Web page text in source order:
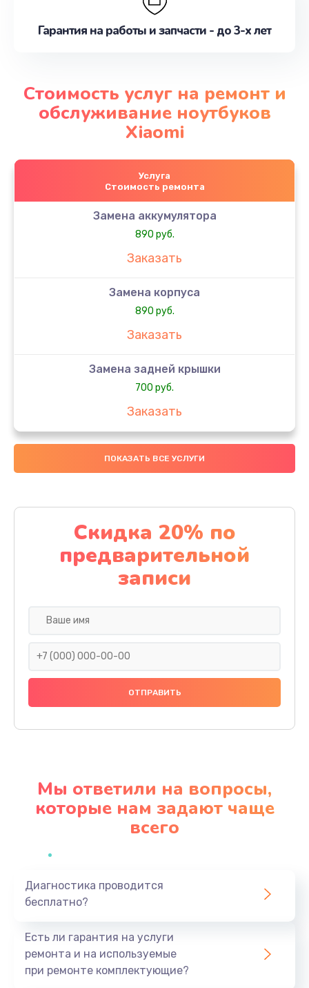
Гарантия на работы и запчасти - до 3-х лет
Стоимость услуг на ремонт и
обслуживание ноутбуков
Xiaomi
Услуга
Стоимость ремонта
Замена аккумулятора
890 руб.
Заказать
Замена корпуса
890 руб.
Заказать
Замена задней крышки
700 руб.
Заказать
Комплексная чистка
900 руб.
Замена стекла
1100 руб.
Заказать
Замена разъема питания
600 руб.
Заказать
Ремонт мультиконтроллера
Замена кнопки включения
Заказать
ПОКАЗАТЬ ВСЕ УСЛУГИ
Скидка 20% по
предварительной
записи
Мы ответили на вопросы,
которые нам задают чаще
всего
Диагностика проводится
бесплатно?
Есть ли гарантия на услуги
ремонта и на используемые
при ремонте комплектующие?